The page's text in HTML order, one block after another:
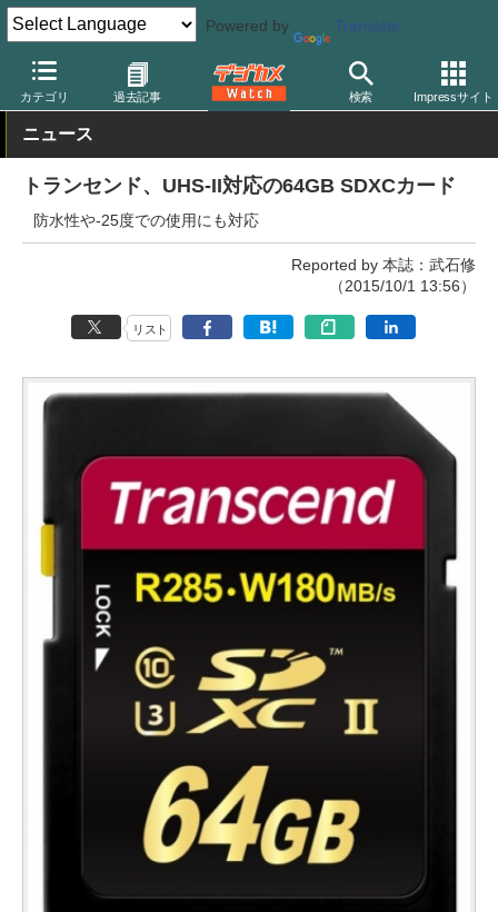
Powered by Translate
カテゴリ 過去記事 検索 Impressサイト
デジカメ Watch 撮影用品 記録メディア/カードリーダー その他
ニュース
トランセンド、UHS-II対応の64GB SDXCカード
防水性や-25度での使用にも対応
Reported by 本誌：武石修
（2015/10/1 13:56）
リスト